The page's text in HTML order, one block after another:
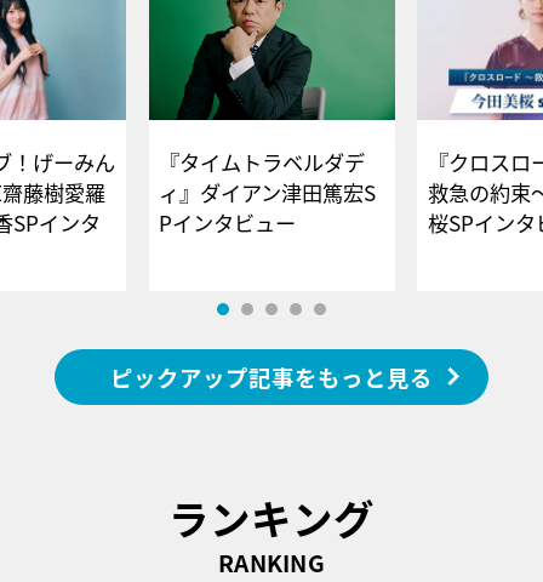
！げーみん
藤樹愛羅
SPインタ
『タイムトラベルダデ
ィ』ダイアン津田篤宏S
Pインタビュー
『クロス
救急の約束
桜SPイ
ピックアップ記事をもっと見る
ランキング
RANKING